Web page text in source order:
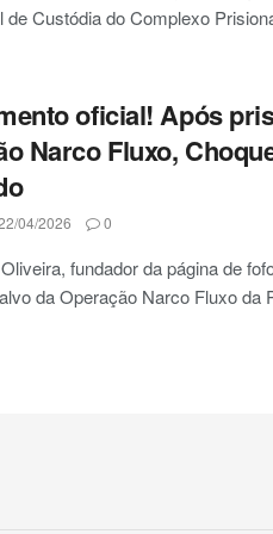
de Custódia do Complexo
oficial! Após
Narco Fluxo,
04/2026 0
fundador da página de
da Operação Narco Fluxo da